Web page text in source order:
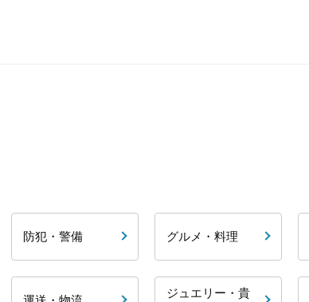
防犯・警備 グルメ・料理
ジュエリー・貴